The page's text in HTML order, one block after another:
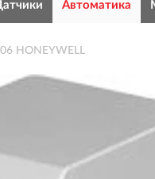
Автоматика
HONEYWELL